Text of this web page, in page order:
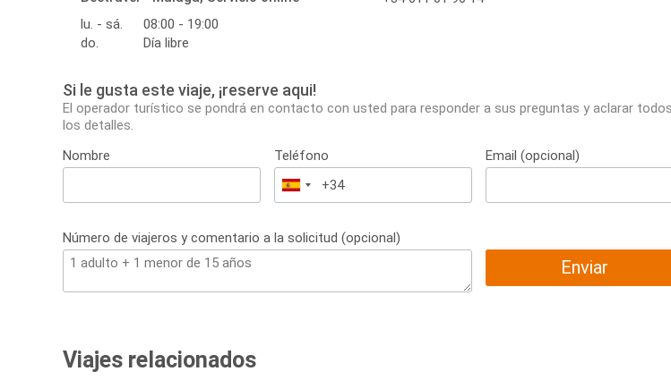
lu. - sá.
08:00 - 19:00
do.
Día libre
Si le gusta este viaje, ¡reserve aqui!
El operador turístico se pondrá en contacto con usted para responder a sus preguntas y aclarar todos
los detalles.
Nombre
Teléfono
España
+34
Email (opcional)
Número de viajeros y comentario a la solicitud (opcional)
Enviar
Viajes relacionados